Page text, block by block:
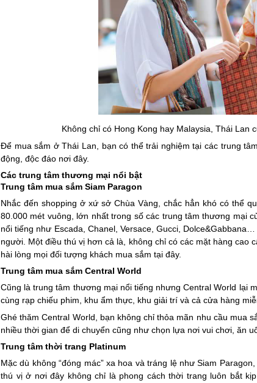
Không chỉ có Hong Kong hay Malaysia, Thái
Để mua sắm ở Thái Lan, bạn có thể trải nghiệm tại các trung
động, độc đáo nơi đây.
Các trung tâm thương mại nổi bật
Trung tâm mua sắm Siam Paragon
Nhắc đến shopping ở xứ sở Chùa Vàng, chắc hẳn khó có thể
80.000 mét vuông, lớn nhất trong số các trung tâm thương mại
nổi tiếng như Escada, Chanel, Versace, Gucci,
người. Một điều thú vị hơn cả là, không chỉ có các mặt hàng cao
hài lòng mọi đối tượng khách mua sắm tại đây.
Trung tâm mua sắm Central World
Cũng là trung tâm thương mại nổi tiếng nhưng Central World lại
cùng rạp chiếu phim, khu ẩm thực, khu giải trí và cả cửa hàng
Ghé thăm Central World, bạn không chỉ thỏa mãn nhu cầu mua
nhiều thời gian để di chuyển cũng như chọn lựa nơi vui chơi, ăn
Trung tâm thời trang Platinum
Mặc dù không “đóng mác” xa hoa và tráng lệ như Siam
thú vị ở nơi đây không chỉ là phong cách thời trang luôn bắt